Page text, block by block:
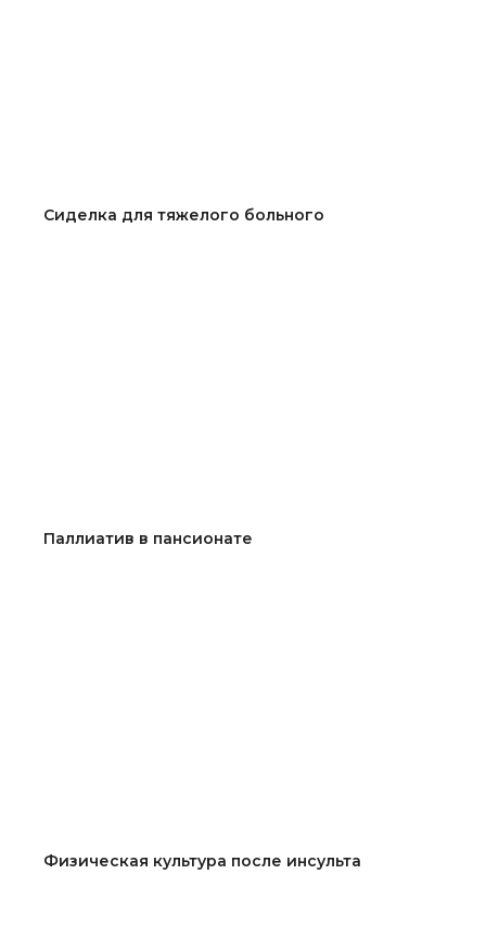
Сиделка для тяжелого больного
Паллиатив в пансионате
Физическая культура после инсульта